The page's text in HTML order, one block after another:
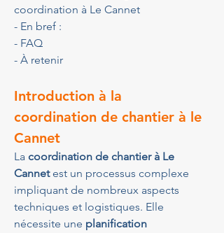
coordination à Le Cannet
- En bref :
- FAQ
- À retenir
Introduction à la
coordination de chantier à le
Cannet
La coordination de chantier à Le
Cannet est un processus complexe
impliquant de nombreux aspects
techniques et logistiques. Elle
nécessite une planification